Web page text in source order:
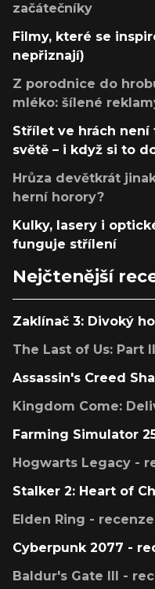
začátečníky
Filmy, které se
nepřiznají)
Z porodnice do
mléko: šílené
Střílet ve hrách
světě – i když si to
Hrůza devětkrát
herní horory?
Kulky, lasery i
funguje střílení
Nejčtenější
Zaklínač 3: Divoký
The Last of Us: Part
Assassin's Creed
Kingdom Come:
Farming Simulator
Hogwarts Legacy -
Stalker 2: Heart of
Elden Ring - recenze
Cyberpunk 2077 -
Baldur's Gate III -